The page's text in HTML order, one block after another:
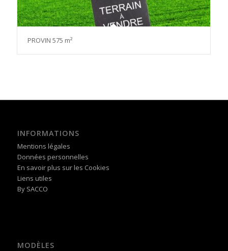
PROVIN 575 m²
INFORMATIONS
Mentions légales
Données personnelles
En savoir plus sur les Cookies
Liens utiles
By SACCO
MODÈLES